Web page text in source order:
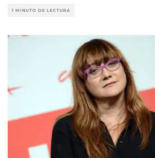
1 MINUTO DE LECTURA